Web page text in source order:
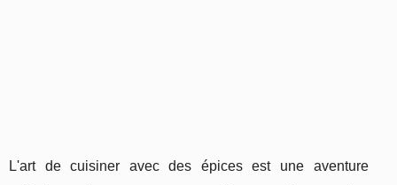
L'art de cuisiner avec des épices est une aventure